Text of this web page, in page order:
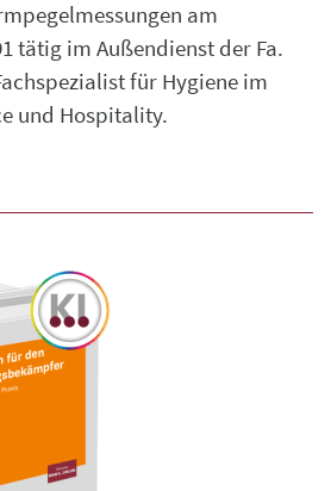
am
tätig im Außendienst der Fa.
für Hygiene im
und Hospitality.